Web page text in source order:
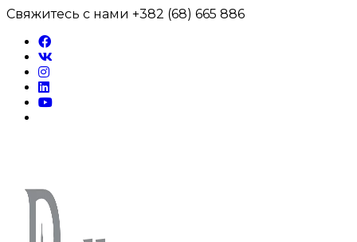
Перейти
содержимому
Свяжитесь с нами +382 (68) 665 886